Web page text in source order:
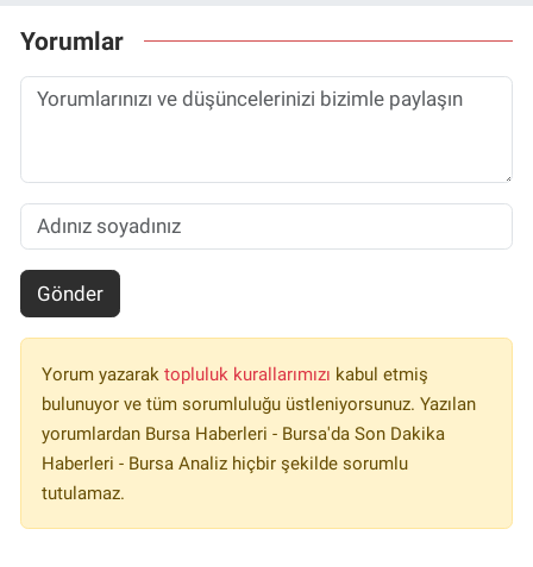
Yorumlar
Gönder
Yorum yazarak topluluk kurallarımızı kabul etmiş
bulunuyor ve tüm sorumluluğu üstleniyorsunuz. Yazılan
yorumlardan Bursa Haberleri - Bursa'da Son Dakika
Haberleri - Bursa Analiz hiçbir şekilde sorumlu
tutulamaz.